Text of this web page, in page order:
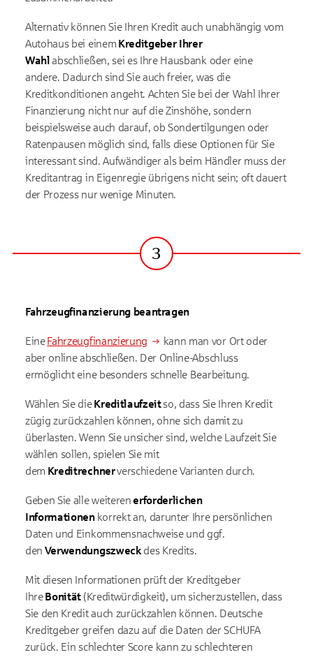
Alternativ können Sie Ihren Kredit auch unabhängig vom
Autohaus bei einem Kreditgeber Ihrer
Wahl abschließen, sei es Ihre Hausbank oder eine
andere. Dadurch sind Sie auch freier, was die
Kreditkonditionen angeht. Achten Sie bei der Wahl Ihrer
Finanzierung nicht nur auf die Zinshöhe, sondern
beispielsweise auch darauf, ob Sondertilgungen oder
Ratenpausen möglich sind, falls diese Optionen für Sie
interessant sind. Aufwändiger als beim Händler muss der
Kreditantrag in Eigenregie übrigens nicht sein; oft dauert
der Prozess nur wenige Minuten.
Schritt
3
Fahrzeugfinanzierung beantragen
EineFahrzeugfinanzierung
kann man vor Ort oder
aber online abschließen. Der Online-Abschluss
ermöglicht eine besonders schnelle Bearbeitung.
Wählen Sie dieKreditlaufzeitso, dass Sie Ihren Kredit
zügig zurückzahlen können, ohne sich damit zu
überlasten. Wenn Sie unsicher sind, welche Laufzeit Sie
wählen sollen, spielen Sie mit
dem Kreditrechnerverschiedene Varianten durch.
Geben Sie alle weiteren erforderlichen
Informationenkorrekt an, darunter Ihre persönlichen
Daten und Einkommensnachweise und ggf.
den Verwendungszweck des Kredits.
Mit diesen Informationen prüft der Kreditgeber
IhreBonität (Kreditwürdigkeit), um sicherzustellen, dass
Sie den Kredit auch zurückzahlen können. Deutsche
Kreditgeber greifen dazu auf die Daten der SCHUFA
zurück. Ein schlechter Score kann zu schlechteren